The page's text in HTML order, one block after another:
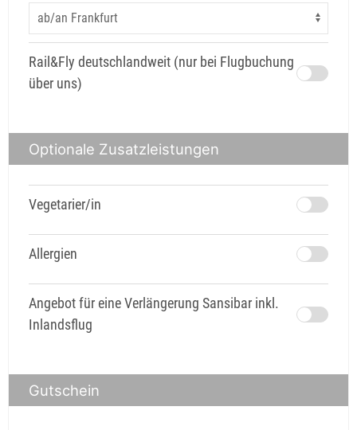
Rail&Fly deutschlandweit (nur bei Flugbuchung
über uns)
Optionale Zusatzleistungen
Vegetarier/in
Allergien
Angebot für eine Verlängerung Sansibar inkl.
Inlandsflug
Gutschein